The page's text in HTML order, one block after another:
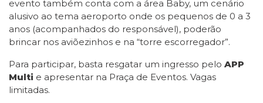
evento também conta com a área Baby, um cenário
alusivo ao tema aeroporto onde os pequenos de 0 a 3
anos (acompanhados do responsável), poderão
brincar nos aviõezinhos e na “torre escorregador”.
Para participar, basta resgatar um ingresso pelo APP
Multi e apresentar na Praça de Eventos. Vagas
limitadas.